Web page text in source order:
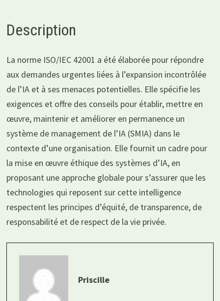
Description
La norme ISO/IEC 42001 a été élaborée pour répondre
aux demandes urgentes liées à l’expansion incontrôlée
de l’IA et à ses menaces potentielles. Elle spécifie les
exigences et offre des conseils pour établir, mettre en
œuvre, maintenir et améliorer en permanence un
système de management de l’IA (SMIA) dans le
contexte d’une organisation. Elle fournit un cadre pour
la mise en œuvre éthique des systèmes d’IA, en
proposant une approche globale pour s’assurer que les
technologies qui reposent sur cette intelligence
respectent les principes d’équité, de transparence, de
responsabilité et de respect de la vie privée.
Priscille